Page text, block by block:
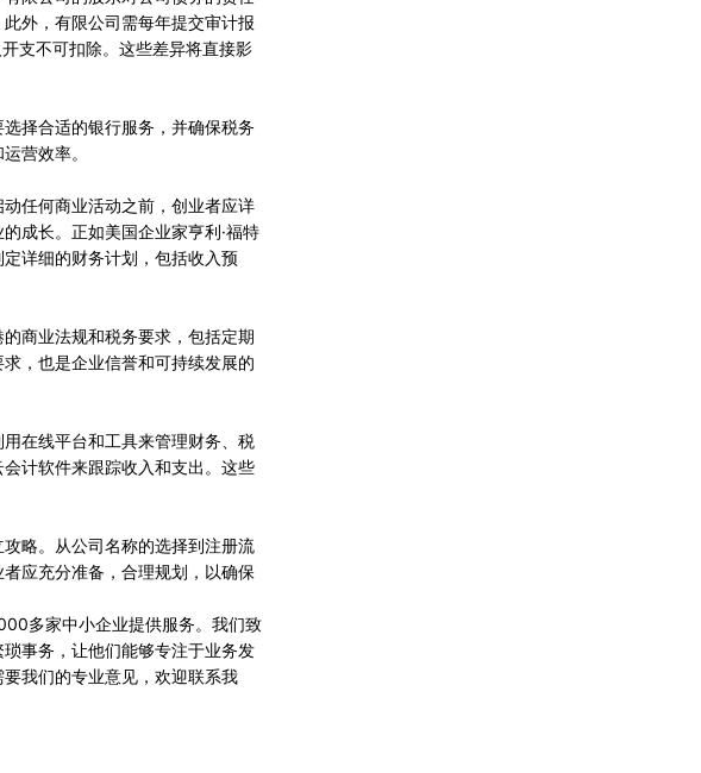
外，有限公司需每年提交审计报
支不可扣除。这些差异将直接影
择合适的银行服务，并确保税务
营效率。
任何商业活动之前，创业者应详
成长。正如美国企业家亨利·福特
详细的财务计划，包括收入预
商业法规和税务要求，包括定期
，也是企业信誉和可持续发展的
在线平台和工具来管理财务、税
计软件来跟踪收入和支出。这些
略。从公司名称的选择到注册流
应充分准备，合理规划，以确保
多家中小企业提供服务。我们致
事务，让他们能够专注于业务发
我们的专业意见，欢迎联系我